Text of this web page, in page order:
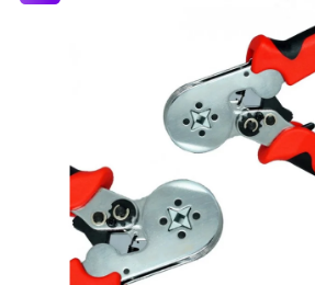
Ochranné pracovné pomôcky
Vianoce
Fotovoltaika